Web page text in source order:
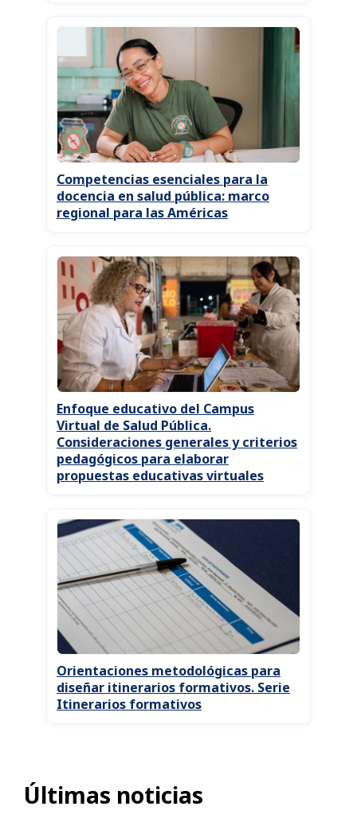
Competencias esenciales para la
docencia en salud pública: marco
regional para las Américas
Enfoque educativo del Campus
Virtual de Salud Pública.
Consideraciones generales y criterios
pedagógicos para elaborar
propuestas educativas virtuales
Orientaciones metodológicas para
diseñar itinerarios formativos. Serie
Itinerarios formativos
Últimas noticias